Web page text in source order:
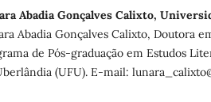
Abadia Gonçalves Calixto,
Abadia Gonçalves Calixto, Doutora
de Pós-graduação em Estudos
(UFU). E-mail: